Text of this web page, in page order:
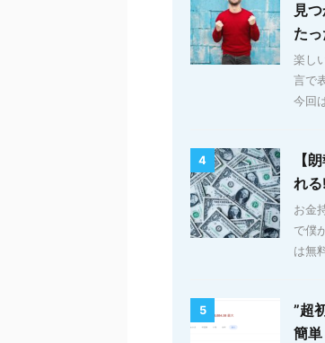
見
た
楽し
言で
今回
4
【
れ
お金
で僕
は無
5
”超
簡